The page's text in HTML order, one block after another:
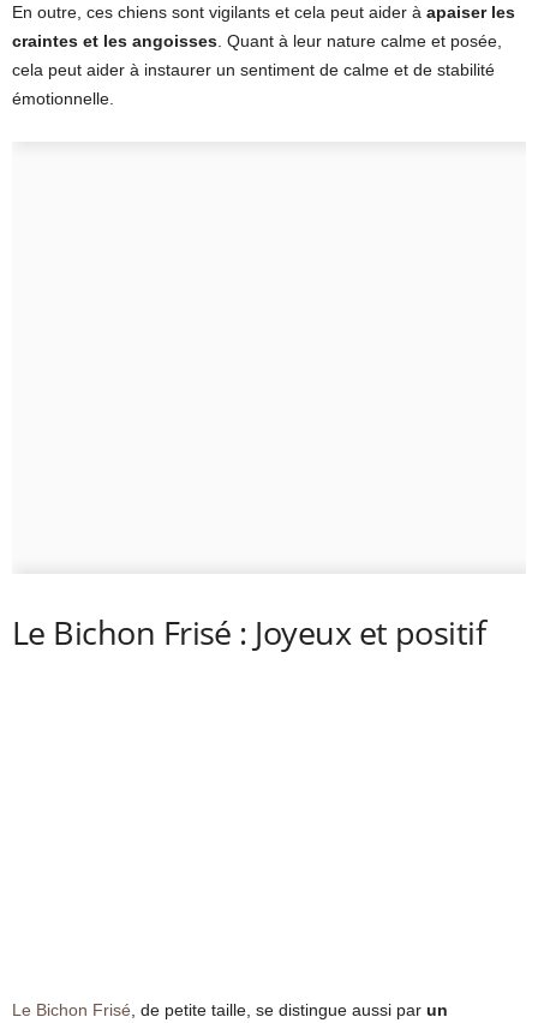
En outre, ces chiens sont vigilants et cela peut aider à apaiser les
craintes et les angoisses . Quant à leur nature calme et posée,
cela peut aider à instaurer un sentiment de calme et de stabilité
émotionnelle.
Le Bichon Frisé : Joyeux et positif
Le Bichon Frisé , de petite taille, se distingue aussi par un